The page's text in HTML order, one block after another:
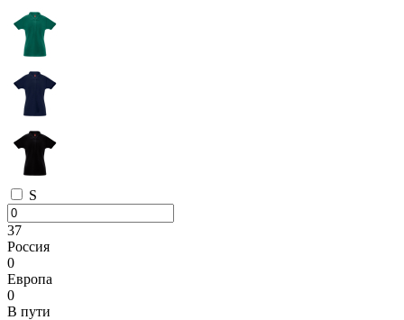
S
37
Россия
0
Европа
0
В пути